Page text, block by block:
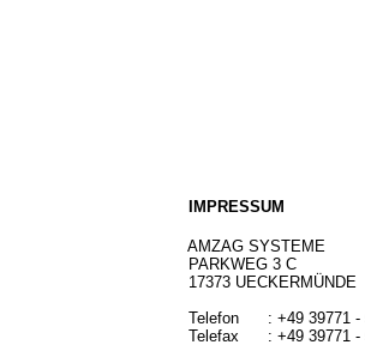
IMPRESSUM
AMZAG SYSTEME
PARKWEG 3 C
17373 UECKERMÜNDE
Telefon : +49 39771 -
Telefax : +49 39771 -